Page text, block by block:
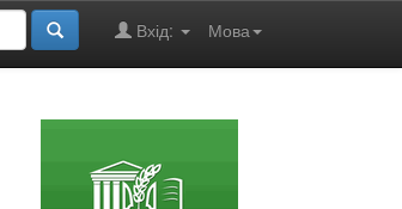
Мова
Вхід: